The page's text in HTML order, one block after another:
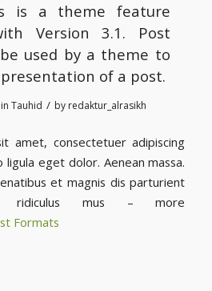
is a theme feature
Version 3.1. Post
used by a theme to
of a post.
in Tauhid / by redaktur_alrasikh
amet, consectetuer adipiscing
ligula eget dolor. Aenean massa.
et magnis dis parturient
ridiculus mus – more
Formats